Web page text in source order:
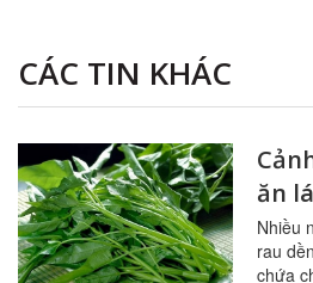
CÁC TIN KHÁC
ăn
loại
Nhiều
rau
chứa